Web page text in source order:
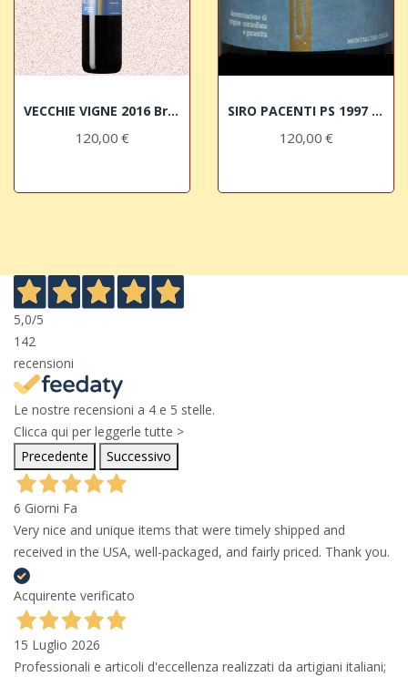
VECCHIE VIGNE 2016 Brunello di Montalcino DOCG...
120,00 €
SIRO PACENTI PS 1997 Brunello di Montalcino DOCG
120,00 €
5,0/5
142
recensioni
Le nostre recensioni a 4 e 5 stelle.
Clicca qui per leggerle tutte >
Precedente
Successivo
6 Giorni Fa
Very nice and unique items that were timely shipped and
received in the USA, well-packaged, and fairly priced. Thank you.
Acquirente verificato
15 Luglio 2026
Professionali e articoli d'eccellenza realizzati da artigiani italiani;